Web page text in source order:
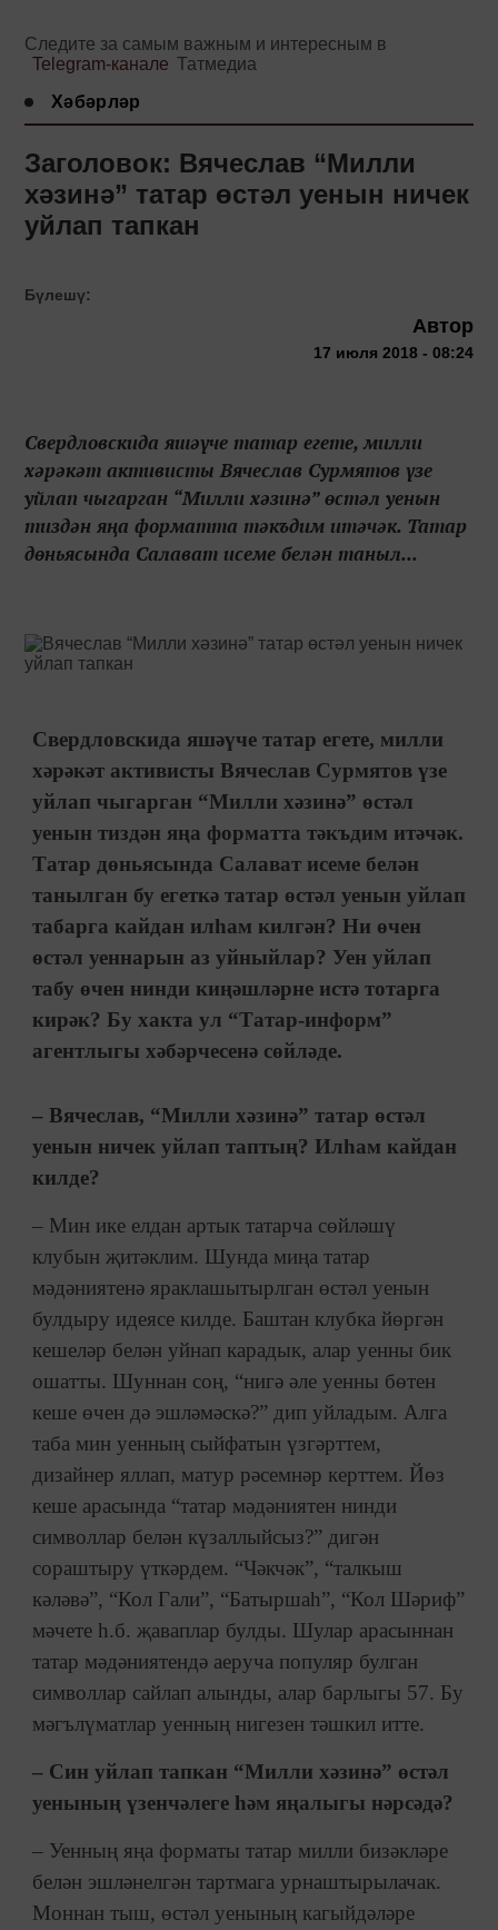
Следите за самым важным и интересным в
Telegram-канале Татмедиа
Хәбәрләр
Заголовок: Вячеслав “Милли
хәзинә” татар өстәл уенын ничек
уйлап тапкан
Бүлешү:
Автор
17 июля 2018 - 08:24
Свердловскида яшәүче татар егете, милли
хәрәкәт активисты Вячеслав Сурмятов үзе
уйлап чыгарган “Милли хәзинә” өстәл уенын
тиздән яңа форматта тәкъдим итәчәк. Татар
дөньясында Салават исеме белән таныл...
Свердловскида яшәүче татар егете, милли
хәрәкәт активисты Вячеслав Сурмятов үзе
уйлап чыгарган “Милли хәзинә” өстәл
уенын тиздән яңа форматта тәкъдим итәчәк.
Татар дөньясында Салават исеме белән
танылган бу егеткә татар өстәл уенын уйлап
табарга кайдан илһам килгән? Ни өчен
өстәл уеннарын аз уйныйлар? Уен уйлап
табу өчен нинди киңәшләрне истә тотарга
кирәк? Бу хакта ул “Татар-информ”
агентлыгы хәбәрчесенә сөйләде.
– Вячеслав, “Милли хәзинә” татар өстәл
уенын ничек уйлап таптың? Илһам кайдан
килде?
– Мин ике елдан артык татарча сөйләшү
клубын җитәклим. Шунда миңа татар
мәдәниятенә яраклашытырлган өстәл уенын
булдыру идеясе килде. Баштан клубка йөргән
кешеләр белән уйнап карадык, алар уенны бик
ошатты. Шуннан соң, “нигә әле уенны бөтен
кеше өчен дә эшләмәскә?” дип уйладым. Алга
таба мин уенның сыйфатын үзгәрттем,
дизайнер яллап, матур рәсемнәр керттем. Йөз
кеше арасында “татар мәдәниятен нинди
символлар белән күзаллыйсыз?” дигән
сораштыру үткәрдем. “Чәкчәк”, “талкыш
кәләвә”, “Кол Гали”, “Батыршаһ”, “Кол Шәриф”
мәчете һ.б. җаваплар булды. Шулар арасыннан
татар мәдәниятендә аеруча популяр булган
символлар сайлап алынды, алар барлыгы 57. Бу
мәгълүматлар уенның нигезен тәшкил итте.
– Син уйлап тапкан “Милли хәзинә” өстәл
уенының үзенчәлеге һәм яңалыгы нәрсәдә?
– Уенның яңа форматы татар милли бизәкләре
белән эшләнелгән тартмага урнаштырылачак.
Моннан тыш, өстәл уенының кагыйдәләре